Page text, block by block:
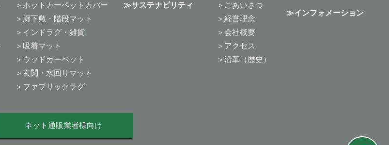
ホットカーペットカバー
廊下敷・階段マット
インドラグ・雑貨
吸着マット
ウッドカーペット
玄関・水回りマット
ファブリックラグ
サステナビリティ
ごあいさつ
経営理念
会社概要
アクセス
沿革（歴史）
インフォメーション
ネット通販業者様向け